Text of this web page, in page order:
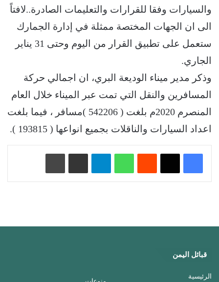
والسيارات وفقا للقرارات والتعليمات الصادرة..لافتاً
الى ان الجهات المختصة ممثلة في إدارة الجمارك
ستعمل على تطبيق القرار من اليوم وحتى 31 يناير
الجاري.
وذكر مدير ميناء الوديعة البري، ان اجمالي حركة
المسافرين والنقل التي تمت عبر الميناء خلال العام
المنصرم 2020م بلغت ( 542206 )مسافر ، فيما بلغت
اعداد السيارات والناقلات بجميع انواعها ( 193815 ).
واتساب تيلقرام
قبائل اليمن
الرئيسية